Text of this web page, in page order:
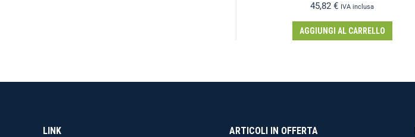
45,82 € IVA inclusa
AGGIUNGI AL CARRELLO
LINK ARTICOLI IN OFFERTA